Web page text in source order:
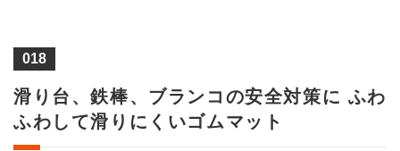
018
滑り台、鉄棒、ブランコの安全対策に ふわ
ふわして滑りにくいゴムマット